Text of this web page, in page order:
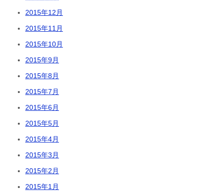
2015年12月
2015年11月
2015年10月
2015年9月
2015年8月
2015年7月
2015年6月
2015年5月
2015年4月
2015年3月
2015年2月
2015年1月